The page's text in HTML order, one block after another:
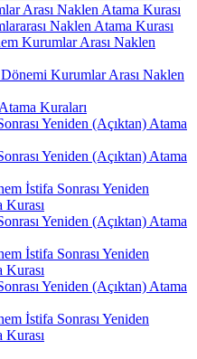
Arası Naklen Atama Kurası
Naklen Atama Kurası
Kurumlar Arası Naklen
Dönemi Kurumlar Arası Naklen
Kuraları
Yeniden (Açıktan) Atama
Yeniden (Açıktan) Atama
İstifa Sonrası Yeniden
Kurası
Yeniden (Açıktan) Atama
İstifa Sonrası Yeniden
Kurası
Yeniden (Açıktan) Atama
İstifa Sonrası Yeniden
Kurası